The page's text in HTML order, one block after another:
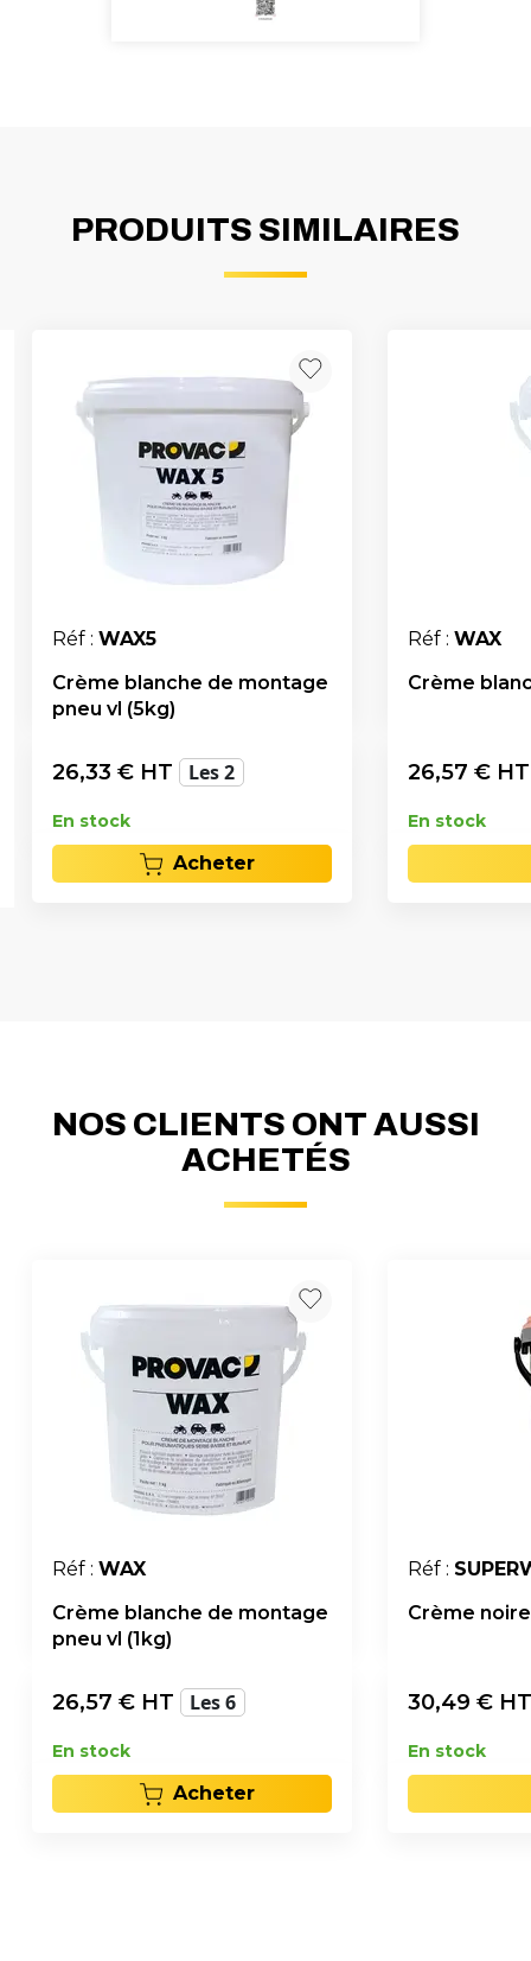
PRODUITS SIMILAIRES
Réf : WAX5
Crème blanche de montage
pneu vl (5kg)
26,33 € HT Les 2
En stock
Acheter
Réf : WAX
Crème
26,57 €
En stock
NOS CLIENTS ONT AUSSI
ACHETÉS
Réf : WAX
Crème blanche de montage
pneu vl (1kg)
26,57 € HT Les 6
En stock
Acheter
Réf :
Crème
30,49 €
En stock